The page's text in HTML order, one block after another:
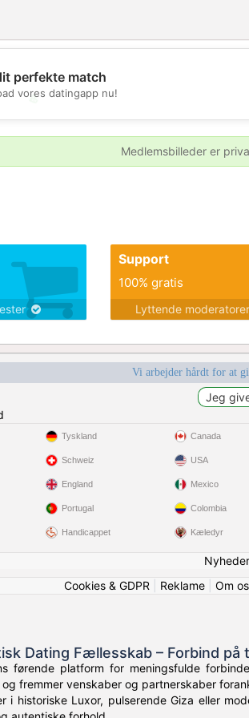
💖
💕
perfekte match
vores datingapp nu!
Medlemsbilleder er
Support
100% gratis
Lyttende moderatorer
Vi arbejder hårdt for at
Tyskland
Schweiz
England
Portugal
Handicappet
Canada
USA
Mexico
Colombia
Kæledyr
Nyheder
Cookies & GDPR
Reklame Om os
Dating Fællesskab – Forbind
førende platform for meningsfulde
fremmer venskaber og partnerskaber
i historiske Luxor, pulserende Giza eller